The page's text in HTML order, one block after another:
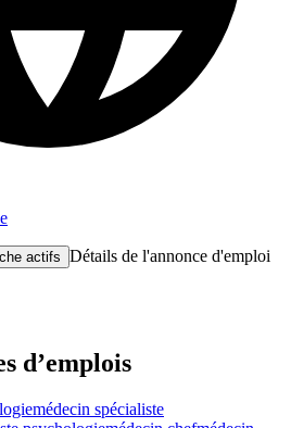
actifs Détails de l'annonce d'emploi
d’emplois
médecin spécialiste